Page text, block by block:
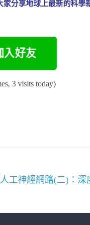
家分享地球上最新的科學
3 visits today)
工神經網路(二)：深